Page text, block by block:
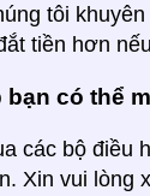
tôi
tiền hơn
có thể
các bộ điều
Xin vui lòng